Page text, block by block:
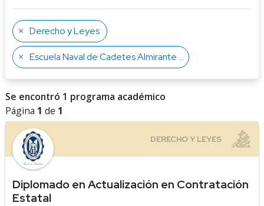
Derecho y Leyes
Escuela Naval de Cadetes Almirante Padilla
Se encontró 1 programa académico
Página 1 de 1
Diplomado en Actualización en Contratación
Estatal